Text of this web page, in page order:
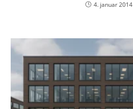
4. januar 2014